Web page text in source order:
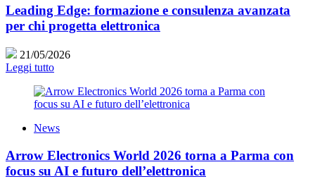
Leading Edge: formazione e consulenza avanzata
per chi progetta elettronica
21/05/2026
Leggi tutto
News
Arrow Electronics World 2026 torna a Parma con
focus su AI e futuro dell’elettronica